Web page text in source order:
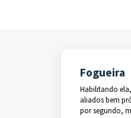
Fogueira
Habilitando
aliados bem
por segundo,